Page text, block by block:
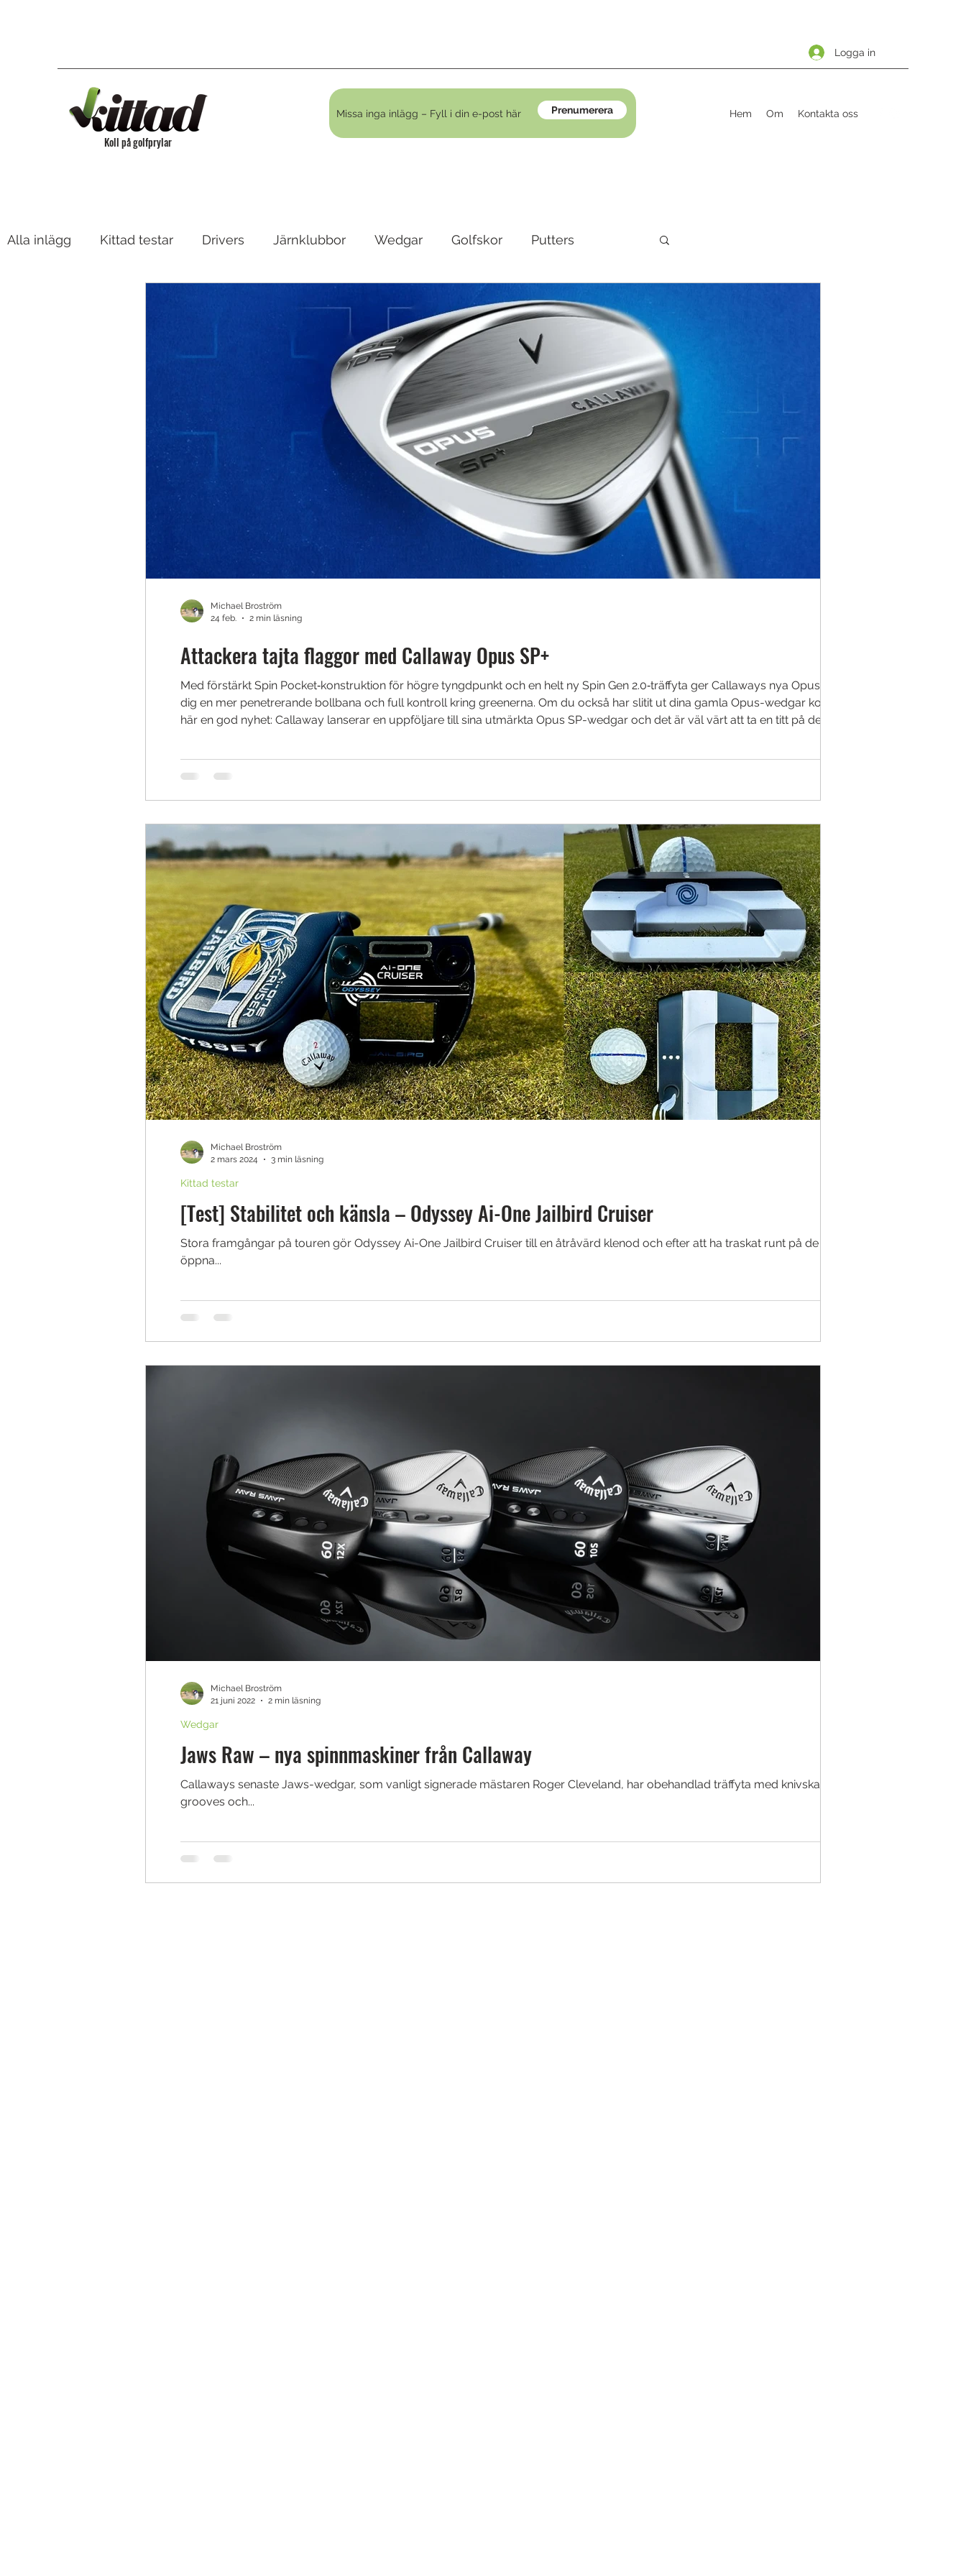
Logga in
Koll på golfprylar
Hem Om Kontakta oss
Prenumerera
Alla inlägg Kittad testar Drivers Järnklubbor Wedgar Golfskor Putters
Fairway, Hybrider & Utility irons Träningshjälpmedel
Golfbollar Övrigt Sponsrat
Attackera tajta flaggor med Callaway Opus SP+
Med förstärkt Spin Pocket‑konstruktion för högre tyngdpunkt och en helt ny Spin Gen 2.0‑träffyta ger Callaways nya Opus SP+
dig en mer penetrerande bollbana och full kontroll kring greenerna. Om du också har slitit ut dina gamla Opus-wedgar kommer
här en god nyhet: Callaway lanserar en uppföljare till sina utmärkta Opus SP-wedgar och det är väl värt att ta en titt på dem.
Michael Broström
24 feb.
2 min läsning
[Test] Stabilitet och känsla – Odyssey Ai-One Jailbird Cruiser
Stora framgångar på touren gör Odyssey Ai-One Jailbird Cruiser till en åtråvärd klenod och efter att ha traskat runt på de
öppna...
Kittad testar
Michael Broström
2 mars 2024
3 min läsning
Jaws Raw – nya spinnmaskiner från Callaway
Callaways senaste Jaws-wedgar, som vanligt signerade mästaren Roger Cleveland, har obehandlad träffyta med knivskarpa
grooves och...
Wedgar
Michael Broström
21 juni 2022
2 min läsning